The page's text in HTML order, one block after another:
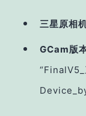
三星原相
GCam版